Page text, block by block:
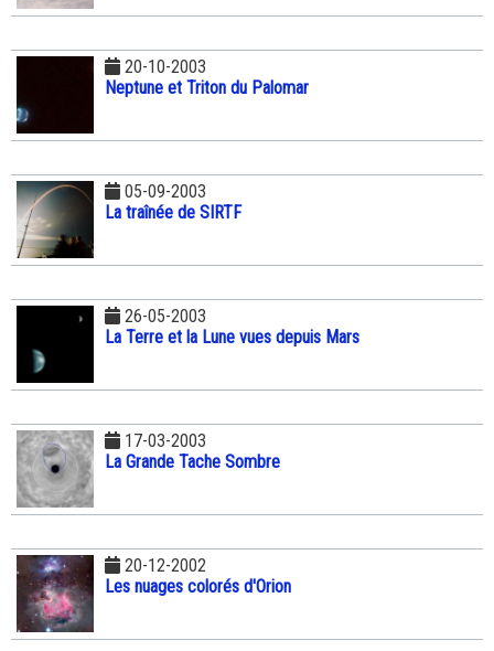
20-10-2003
Neptune et Triton du Palomar
05-09-2003
La traînée de SIRTF
26-05-2003
La Terre et la Lune vues depuis Mars
17-03-2003
La Grande Tache Sombre
20-12-2002
Les nuages colorés d'Orion